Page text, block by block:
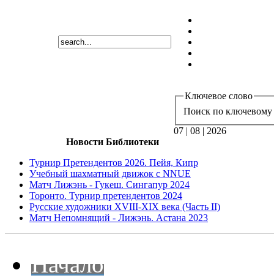
Ключевое слово
Поиск по ключевому
07 | 08 | 2026
Новости Библиотеки
Турнир Претендентов 2026. Пейя, Кипр
Учебный шахматный движок с NNUE
Матч Лижэнь - Гукеш. Сингапур 2024
Торонто. Турнир претендентов 2024
Русские художники XVIII-XIX века (Часть II)
Матч Непомнящий - Лижэнь. Астана 2023
Начало